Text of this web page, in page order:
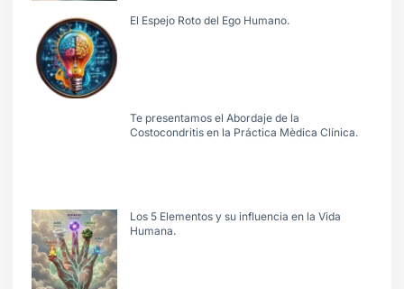
El Espejo Roto del Ego Humano.
Te presentamos el Abordaje de la
Costocondritis en la Práctica Mèdica Clínica.
Los 5 Elementos y su influencia en la Vida
Humana.